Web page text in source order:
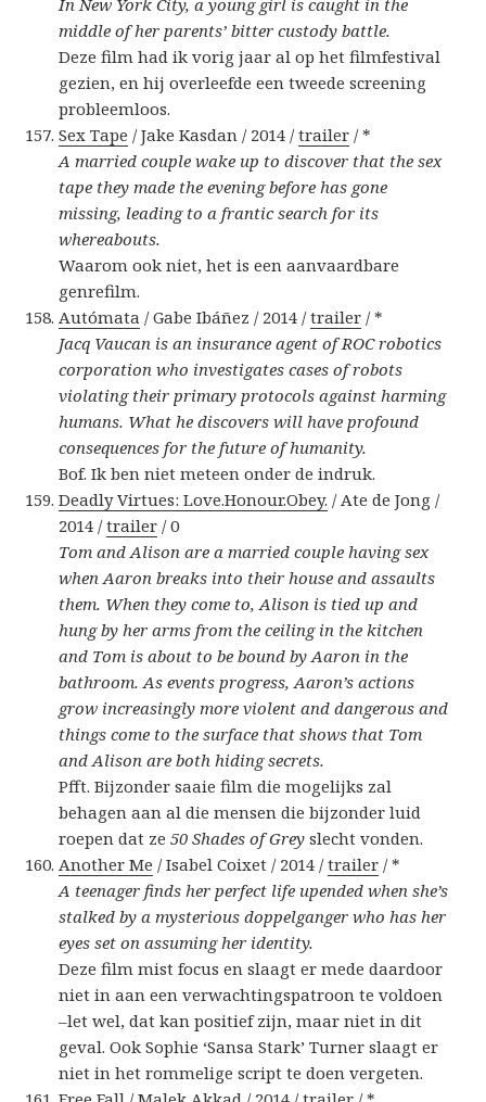
In New York City, a young girl is caught in the
middle of her parents’ bitter custody battle.
Deze film had ik vorig jaar al op het filmfestival
gezien, en hij overleefde een tweede screening
probleemloos.
Sex Tape / Jake Kasdan / 2014 /trailer / *
A married couple wake up to discover that the sex
tape they made the evening before has gone
missing, leading to a frantic search for its
whereabouts.
Waarom ook niet, het is een aanvaardbare
genrefilm.
Autómata / Gabe Ibáñez / 2014 /trailer / *
Jacq Vaucan is an insurance agent of ROC robotics
corporation who investigates cases of robots
violating their primary protocols against harming
humans. What he discovers will have profound
consequences for the future of humanity.
Bof. Ik ben niet meteen onder de indruk.
Deadly Virtues: Love.Honour.Obey. / Ate de Jong /
2014 /trailer / 0
Tom and Alison are a married couple having sex
when Aaron breaks into their house and assaults
them. When they come to, Alison is tied up and
hung by her arms from the ceiling in the kitchen
and Tom is about to be bound by Aaron in the
bathroom. As events progress, Aaron’s actions
grow increasingly more violent and dangerous and
things come to the surface that shows that Tom
and Alison are both hiding secrets.
Pfft. Bijzonder saaie film die mogelijks zal
behagen aan al die mensen die bijzonder luid
roepen dat ze50 Shades of Grey slecht vonden.
Another Me / Isabel Coixet / 2014 /trailer / *
A teenager finds her perfect life upended when she’s
stalked by a mysterious doppelganger who has her
eyes set on assuming her identity.
Deze film mist focus en slaagt er mede daardoor
niet in aan een verwachtingspatroon te voldoen
–let wel, dat kan positief zijn, maar niet in dit
geval. Ook Sophie ‘Sansa Stark’ Turner slaagt er
niet in het rommelige script te doen vergeten.